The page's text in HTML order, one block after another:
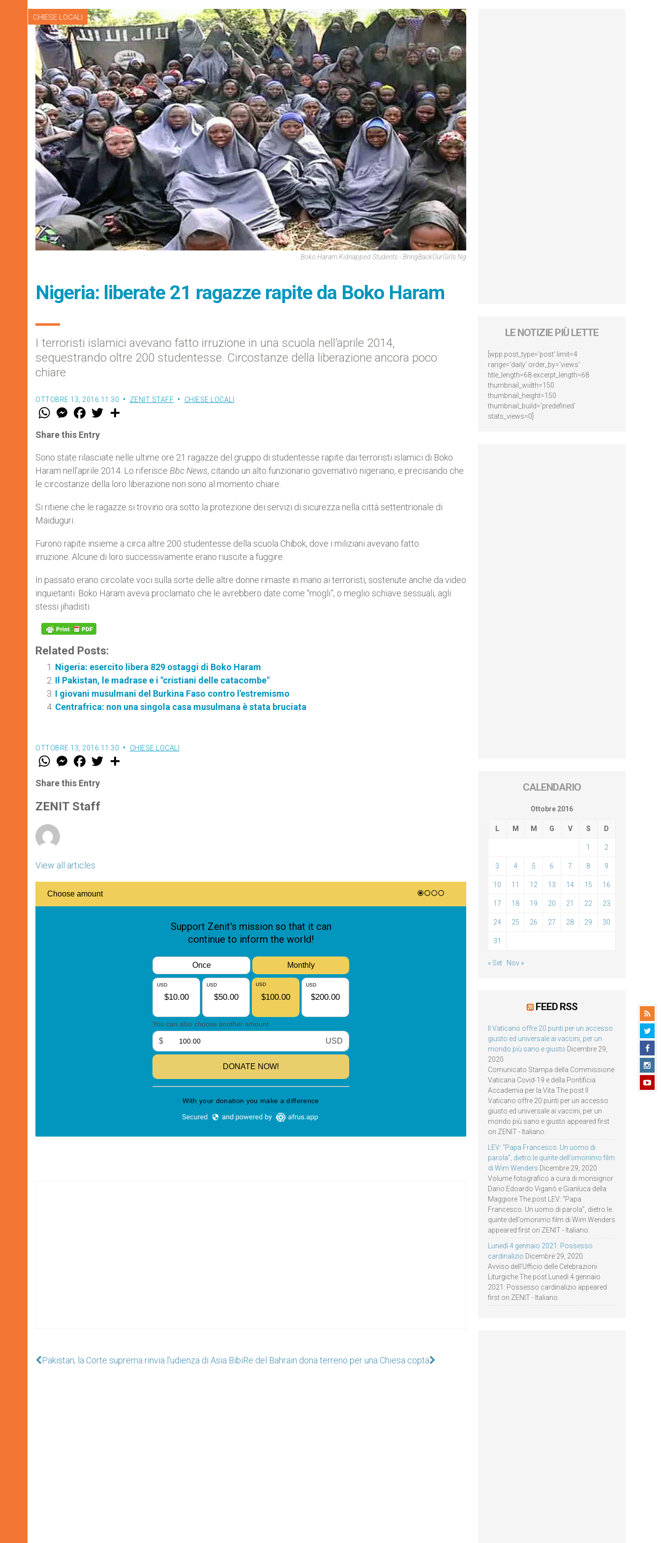
CHIESE LOCALI
Boko Haram Kidnapped Students - BringBackOurGirls.ng
Nigeria: liberate 21 ragazze rapite da Boko Haram
I terroristi islamici avevano fatto irruzione in una scuola nell’aprile 2014,
sequestrando oltre 200 studentesse. Circostanze della liberazione ancora poco
chiare
OTTOBRE 13, 2016 11:30 ZENIT STAFF CHIESE LOCALI
W
t
s
p
p
M
e
s
e
g
e
r
F
a
e
b
o
k
w
r
Share this Entry
Sono state rilasciate nelle ultime ore 21 ragazze del gruppo di studentesse rapite dai terroristi islamici di Boko
Haram nell’aprile 2014. Lo riferisce Bbc News, citando un alto funzionario governativo nigeriano, e precisando che
le circostanze della loro liberazione non sono al momento chiare.
Si ritiene che le ragazze si trovino ora sotto la protezione dei servizi di sicurezza nella città settentrionale di
Maiduguri.
Furono rapite insieme a circa altre 200 studentesse della scuola Chibok, dove i miliziani avevano fatto
irruzione. Alcune di loro successivamente erano riuscite a fuggire.
In passato erano circolate voci sulla sorte delle altre donne rimaste in mano ai terroristi, sostenute anche da video
inquietanti. Boko Haram aveva proclamato che le avrebbero date come “mogli”, o meglio schiave sessuali, agli
stessi jihadisti.
Related Posts:
Nigeria: esercito libera 829 ostaggi di Boko Haram
Il Pakistan, le madrase e i "cristiani delle catacombe"
I giovani musulmani del Burkina Faso contro l'estremismo
Centrafrica: non una singola casa musulmana è stata bruciata
OTTOBRE 13, 2016 11:30 CHIESE LOCALI
W
t
s
p
p
M
e
s
e
g
e
F
a
e
b
o
k
w
Share this Entry
ZENIT Staff
View all articles
Pakistan, la Corte suprema rinvia l'udienza di Asia BibiRe del Bahrain dona terreno per una Chiesa copta
LE NOTIZIE PIÙ LETTE
[wpp post_type='post' limit=4
range='daily' order_by='views'
title_length=68 excerpt_length=68
thumbnail_width=150
thumbnail_height=150
thumbnail_build='predefined'
stats_views=0]
CALENDARIO
Ottobre 2016
L M M G V S D
1 2
3 4 5 6 7 8 9
10 11 12 13 14 15 16
17 18 19 20 21 22 23
24 25 26 27 28 29 30
31
« Set Nov »
FEED RSS
Il Vaticano offre 20 punti per un accesso
giusto ed universale ai vaccini, per un
mondo più sano e giusto Dicembre 29,
2020
Comunicato Stampa della Commissione
Vaticana Covid-19 e della Pontificia
Accademia per la Vita The post Il
Vaticano offre 20 punti per un accesso
giusto ed universale ai vaccini, per un
mondo più sano e giusto appeared first
on ZENIT - Italiano.
LEV: “Papa Francesco. Un uomo di
parola”, dietro le quinte dell’omonimo film
di Wim Wenders Dicembre 29, 2020
Volume fotografico a cura di monsignor
Dario Edoardo Viganò e Gianluca della
Maggiore The post LEV: “Papa
Francesco. Un uomo di parola”, dietro le
quinte dell’omonimo film di Wim Wenders
appeared first on ZENIT - Italiano.
Lunedì 4 gennaio 2021: Possesso
cardinalizio Dicembre 29, 2020
Avviso dell’Ufficio delle Celebrazioni
Liturgiche The post Lunedì 4 gennaio
2021: Possesso cardinalizio appeared
first on ZENIT - Italiano.